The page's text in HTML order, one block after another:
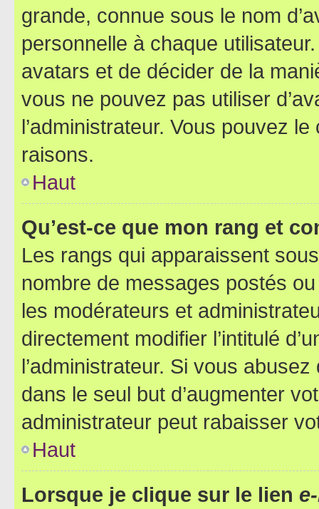
grande, connue sous le nom
personnelle à chaque utilisateur.
avatars et de décider de la
vous ne pouvez pas utiliser
l’administrateur. Vous pouvez
raisons.
Haut
Qu’est-ce que mon rang et
Les rangs qui apparaissent
nombre de messages postés
les modérateurs et
directement modifier l’intitulé
l’administrateur. Si vous
dans le seul but d’augmenter
administrateur peut rabaisser
Haut
Lorsque je clique sur le lien